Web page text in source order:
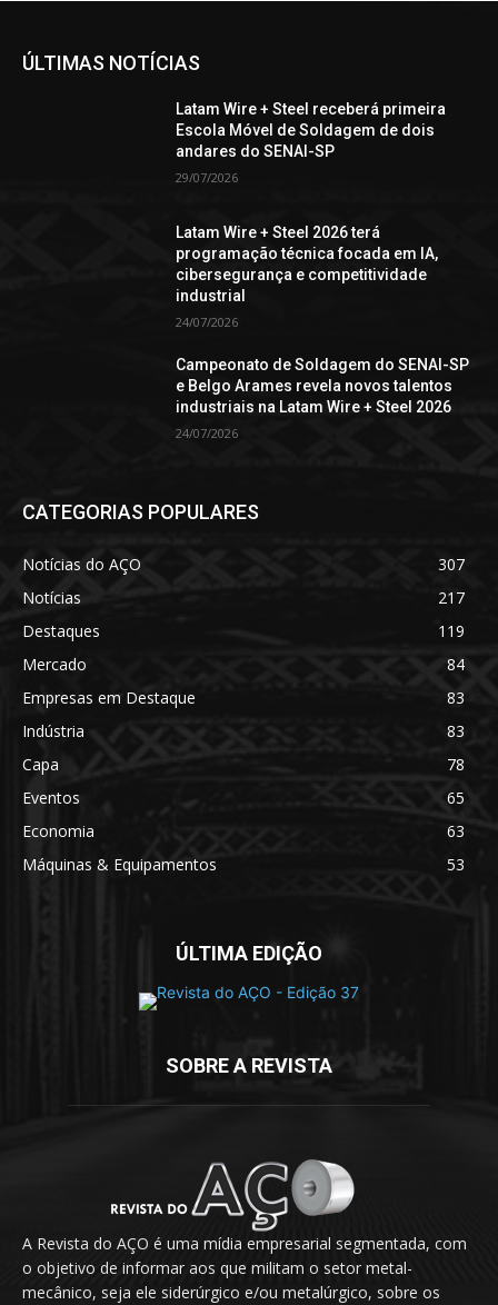
ÚLTIMAS NOTÍCIAS
Latam Wire + Steel receberá primeira
Escola Móvel de Soldagem de dois
andares do SENAI-SP
29/07/2026
Latam Wire + Steel 2026 terá
programação técnica focada em IA,
cibersegurança e competitividade
industrial
24/07/2026
Campeonato de Soldagem do SENAI-SP
e Belgo Arames revela novos talentos
industriais na Latam Wire + Steel 2026
24/07/2026
CATEGORIAS POPULARES
Notícias do AÇO
307
Notícias
217
Destaques
119
Mercado
84
Empresas em Destaque
83
Indústria
83
Capa
78
Eventos
65
Economia
63
Máquinas & Equipamentos
53
ÚLTIMA EDIÇÃO
SOBRE A REVISTA
A Revista do AÇO é uma mídia empresarial segmentada, com
o objetivo de informar aos que militam o setor metal-
mecânico, seja ele siderúrgico e/ou metalúrgico, sobre os